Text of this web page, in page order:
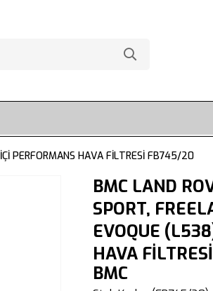
PERFORMANS HAVA FİLTRESİ FB745/20
BMC LAND
SPORT,
EVOQUE
HAVA
BMC